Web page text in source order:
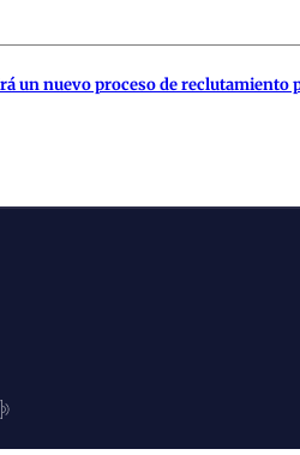
un nuevo proceso de reclutamiento